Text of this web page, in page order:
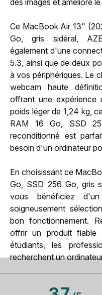
Ce MacBook Air 13"
Go, gris sidéral,
également d'une
5.3, ainsi que de deux
à vos périphériques. Le
webcam haute
offrant une expérience
poids léger de 1,24 kg,
RAM 16 Go, SSD
reconditionné est
besoin d'un ordinateur
En choisissant ce
Go, SSD 256 Go, gris
vous bénéficiez
soigneusement
bon fonctionnement.
offrir un produit fiable
étudiants, les
recherchent un